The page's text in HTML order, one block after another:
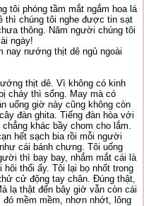
tôi phóng tầm mắt ngắm hoa lá
thì chúng tôi nghe được tin sạt
thông. Năm người chúng tôi
ngày!
nay nướng thịt dê ngủ ngoài
thịt dê. Vì không có kinh
cháy thì sống. May mà có
uống giờ này cũng không còn
đàn ghita. Tiếng đàn hòa với
khác bầy chom cho lắm.
hết sạch bia rồi mỗi người
cái bánh chưng. Tôi uống
thì bay bay, nhắm mắt cái là
thối ấy. Tôi lại bọ nhốt trong
cử động tay chân. Đúng thật,
lạ thật đến bây giờ vẫn còn cái
mềm mềm, nhơn nhớt, lông